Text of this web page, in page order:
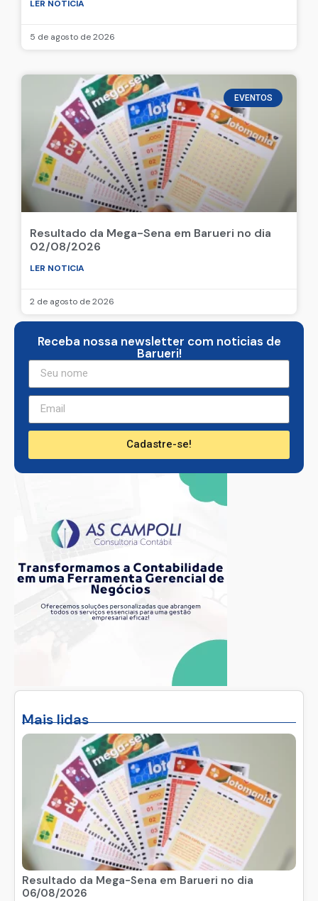
LER NOTICIA
5 de agosto de 2026
EVENTOS
Resultado da Mega-Sena em Barueri no dia
02/08/2026
LER NOTICIA
2 de agosto de 2026
Mais lidas
Resultado da Mega-Sena em Barueri no dia
06/08/2026
Receba nossa newsletter com noticias de
Barueri!
Cadastre-se!